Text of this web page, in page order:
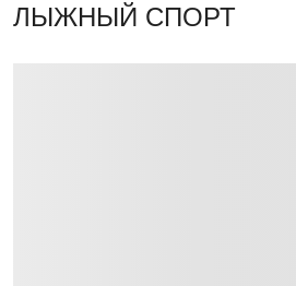
ЛЫЖНЫЙ СПОРТ